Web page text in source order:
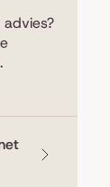
advies?
.